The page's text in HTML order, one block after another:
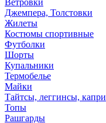
Ветровки
Джемпера, Толстовки
Жилеты
Костюмы спортивные
Футболки
Шорты
Купальники
Термобелье
Майки
Тайтсы, леггинсы, капри
Топы
Рашгарды